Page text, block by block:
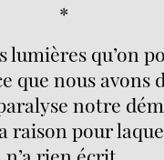
*
qu’on
que nous avons
notre
raison pour